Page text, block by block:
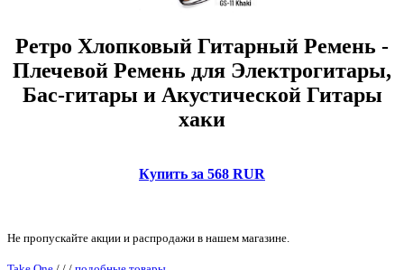
Ретро Хлопковый Гитарный Ремень -
Плечевой Ремень для Электрогитары,
Бас-гитары и Акустической Гитары
хаки
Купить за 568 RUR
Не пропускайте акции и распродажи в нашем магазине.